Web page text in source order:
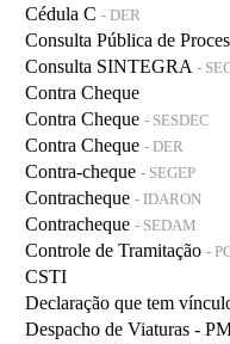
Cédula C - DER
Consulta Pública de
Consulta SINTEGRA -
Contra Cheque
Contra Cheque - SESDEC
Contra Cheque - DER
Contra-cheque - SEGEP
Contracheque - IDARON
Contracheque - SEDAM
Controle de Tramitação -
CSTI
Declaração que tem
Despacho de Viaturas -